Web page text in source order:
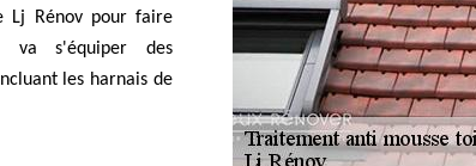
Lj Rénov pour faire
va s'équiper des
les harnais de